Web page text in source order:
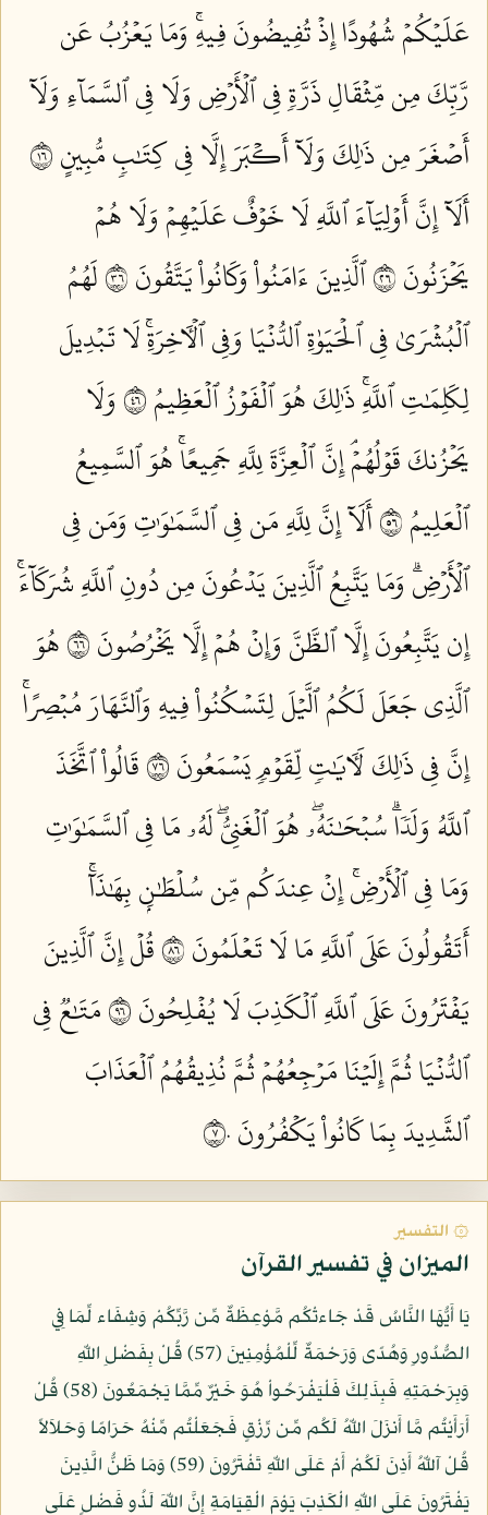
عَلَيۡكُمۡ شُهُودًا إِذۡ تُفِيضُونَ فِيهِۚ وَمَا يَعۡزُبُ عَن
رَّبِّكَ مِن مِّثۡقَالِ ذَرَّةٖ فِي ٱلۡأَرۡضِ وَلَا فِي ٱلسَّمَآءِ وَلَآ
أَصۡغَرَ مِن ذَٰلِكَ وَلَآ أَكۡبَرَ إِلَّا فِي كِتَٰبٖ مُّبِينٍ ٦١
أَلَآ إِنَّ أَوۡلِيَآءَ ٱللَّهِ لَا خَوۡفٌ عَلَيۡهِمۡ وَلَا هُمۡ
يَحۡزَنُونَ ٦٢
ٱلَّذِينَ ءَامَنُواْ وَكَانُواْ يَتَّقُونَ ٦٣
لَهُمُ
ٱلۡبُشۡرَىٰ فِي ٱلۡحَيَوٰةِ ٱلدُّنۡيَا وَفِي ٱلۡأٓخِرَةِۚ لَا تَبۡدِيلَ
لِكَلِمَٰتِ ٱللَّهِۚ ذَٰلِكَ هُوَ ٱلۡفَوۡزُ ٱلۡعَظِيمُ ٦٤
وَلَا
يَحۡزُنكَ قَوۡلُهُمۡۘ إِنَّ ٱلۡعِزَّةَ لِلَّهِ جَمِيعًاۚ هُوَ ٱلسَّمِيعُ
ٱلۡعَلِيمُ ٦٥
أَلَآ إِنَّ لِلَّهِ مَن فِي ٱلسَّمَٰوَٰتِ وَمَن فِي
ٱلۡأَرۡضِۗ وَمَا يَتَّبِعُ ٱلَّذِينَ يَدۡعُونَ مِن دُونِ ٱللَّهِ شُرَكَآءَۚ
إِن يَتَّبِعُونَ إِلَّا ٱلظَّنَّ وَإِنۡ هُمۡ إِلَّا يَخۡرُصُونَ ٦٦
هُوَ
ٱلَّذِي جَعَلَ لَكُمُ ٱلَّيۡلَ لِتَسۡكُنُواْ فِيهِ وَٱلنَّهَارَ مُبۡصِرًاۚ
إِنَّ فِي ذَٰلِكَ لَأٓيَٰتٖ لِّقَوۡمٖ يَسۡمَعُونَ ٦٧
قَالُواْ ٱتَّخَذَ
ٱللَّهُ وَلَدٗاۗ سُبۡحَٰنَهُۥۖ هُوَ ٱلۡغَنِيُّۖ لَهُۥ مَا فِي ٱلسَّمَٰوَٰتِ
وَمَا فِي ٱلۡأَرۡضِۚ إِنۡ عِندَكُم مِّن سُلۡطَٰنِۭ بِهَٰذَآۚ
أَتَقُولُونَ عَلَى ٱللَّهِ مَا لَا تَعۡلَمُونَ ٦٨
قُلۡ إِنَّ ٱلَّذِينَ
يَفۡتَرُونَ عَلَى ٱللَّهِ ٱلۡكَذِبَ لَا يُفۡلِحُونَ ٦٩
مَتَٰعٞ فِي
ٱلدُّنۡيَا ثُمَّ إِلَيۡنَا مَرۡجِعُهُمۡ ثُمَّ نُذِيقُهُمُ ٱلۡعَذَابَ
ٱلشَّدِيدَ بِمَا كَانُواْ يَكۡفُرُونَ ٧٠
۞ التفسير
الميزان في تفسير القرآن
يَا أَيُّهَا النَّاسُ قَدْ جَاءتْكُم مَّوْعِظَةٌ مِّن رَّبِّكُمْ وَشِفَاء لِّمَا فِي
الصُّدُورِ وَهُدًى وَرَحْمَةٌ لِّلْمُؤْمِنِينَ (57) قُلْ بِفَضْلِ اللّهِ
وَبِرَحْمَتِهِ فَبِذَلِكَ فَلْيَفْرَحُواْ هُوَ خَيْرٌ مِّمَّا يَجْمَعُونَ (58) قُلْ
أَرَأَيْتُم مَّا أَنزَلَ اللّهُ لَكُم مِّن رِّزْقٍ فَجَعَلْتُم مِّنْهُ حَرَامًا وَحَلاَلاً
قُلْ آللّهُ أَذِنَ لَكُمْ أَمْ عَلَى اللّهِ تَفْتَرُونَ (59) وَمَا ظَنُّ الَّذِينَ
يَفْتَرُونَ عَلَى اللّهِ الْكَذِبَ يَوْمَ الْقِيَامَةِ إِنَّ اللّهَ لَذُو فَضْلٍ عَلَى